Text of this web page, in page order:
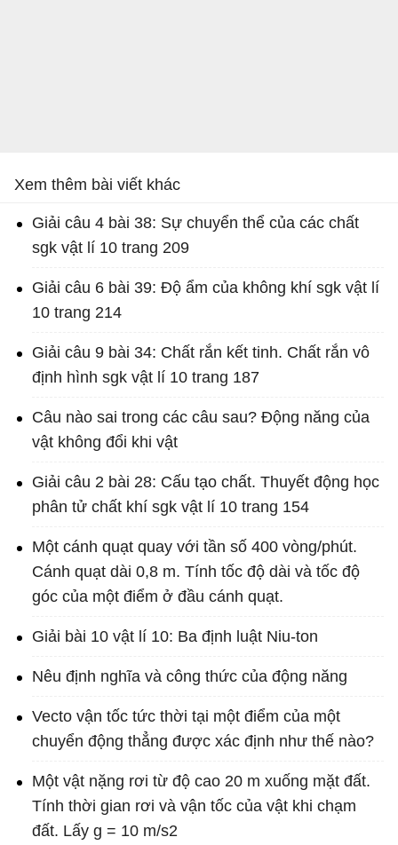
Xem thêm bài viết khác
Giải câu 4 bài 38: Sự chuyển thể của các chất
sgk vật lí 10 trang 209
Giải câu 6 bài 39: Độ ẩm của không khí sgk vật lí
10 trang 214
Giải câu 9 bài 34: Chất rắn kết tinh. Chất rắn vô
định hình sgk vật lí 10 trang 187
Câu nào sai trong các câu sau? Động năng của
vật không đổi khi vật
Giải câu 2 bài 28: Cấu tạo chất. Thuyết động học
phân tử chất khí sgk vật lí 10 trang 154
Một cánh quạt quay với tần số 400 vòng/phút.
Cánh quạt dài 0,8 m. Tính tốc độ dài và tốc độ
góc của một điểm ở đầu cánh quạt.
Giải bài 10 vật lí 10: Ba định luật Niu-ton
Nêu định nghĩa và công thức của động năng
Vecto vận tốc tức thời tại một điểm của một
chuyển động thẳng được xác định như thế nào?
Một vật nặng rơi từ độ cao 20 m xuống mặt đất.
Tính thời gian rơi và vận tốc của vật khi chạm
đất. Lấy g = 10 m/s2